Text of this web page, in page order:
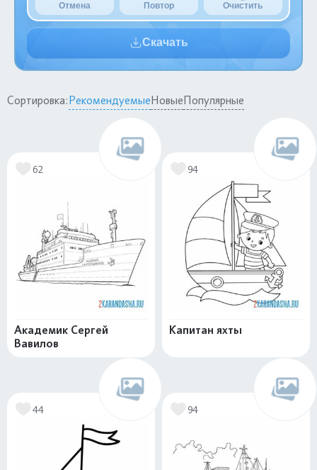
Отмена Повтор Очистить
Скачать
Сортировка:РекомендуемыеНовыеПопулярные
62
Академик Сергей
Вавилов
94
Капитан яхты
44 94